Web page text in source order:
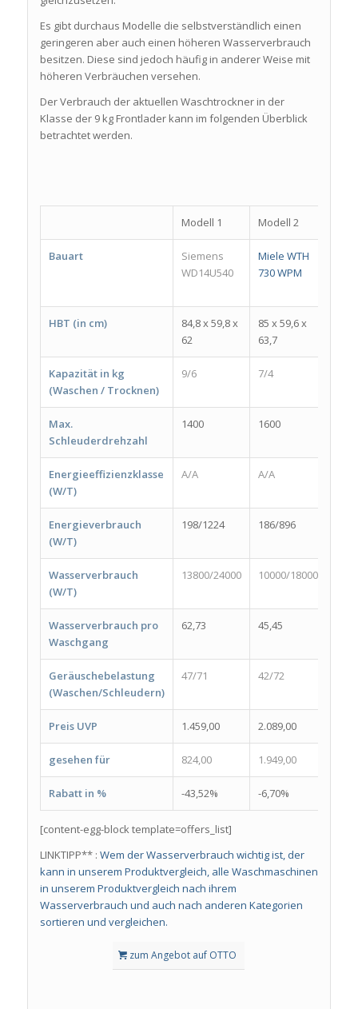
Es gibt durchaus Modelle die selbstverständlich einen
geringeren aber auch einen höheren Wasserverbrauch
besitzen. Diese sind jedoch häufig in anderer Weise mit
höheren Verbräuchen versehen.
Der Verbrauch der aktuellen Waschtrockner in der
Klasse der 9 kg Frontlader kann im folgenden Überblick
betrachtet werden.
Modell 1 Modell 2
Bauart
Siemens
WD14U540
Miele WTH
730 WPM
HBT (in cm)
84,8 x 59,8 x
62
85 x 59,6 x
63,7
Kapazität in kg
(Waschen / Trocknen)
9/6 7/4
Max.
Schleuderdrehzahl
1400 1600
Energieeffizienzklasse
(W/T)
A/A A/A
Energieverbrauch
(W/T)
198/1224 186/896
Wasserverbrauch
(W/T)
13800/24000 10000/18000
Wasserverbrauch pro
Waschgang
62,73 45,45
Geräuschebelastung
(Waschen/Schleudern)
47/71 42/72
Preis UVP 1.459,00 2.089,00
gesehen für 824,00 1.949,00
Rabatt in % -43,52% -6,70%
[content-egg-block template=offers_list]
LINKTIPP** : Wem der Wasserverbrauch wichtig ist, der
kann in unserem Produktvergleich, alle Waschmaschinen
in unserem Produktvergleich nach ihrem
Wasserverbrauch und auch nach anderen Kategorien
sortieren und vergleichen.
zum Angebot auf OTTO